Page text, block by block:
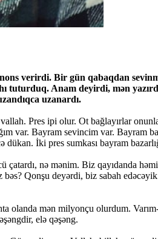
verirdi. Bir gün qabaqdan
tuturduq. Anam deyirdi, mən
uzanardı.
Pres ipi olur. Ot bağlayırlar
var. Bayram sevincim var. Bayram
İki pres sumkası bayram
nə mənim. Biz qayıdanda
Qonşu deyərdi, biz sabah
mən milyonçu olurdum.
elə qəşəng.